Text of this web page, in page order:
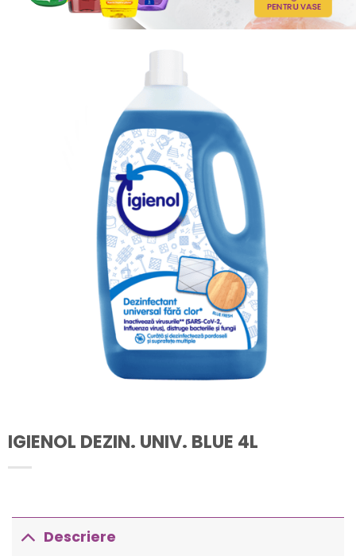
IGIENOL DEZIN. UNIV. BLUE 4L
Descriere